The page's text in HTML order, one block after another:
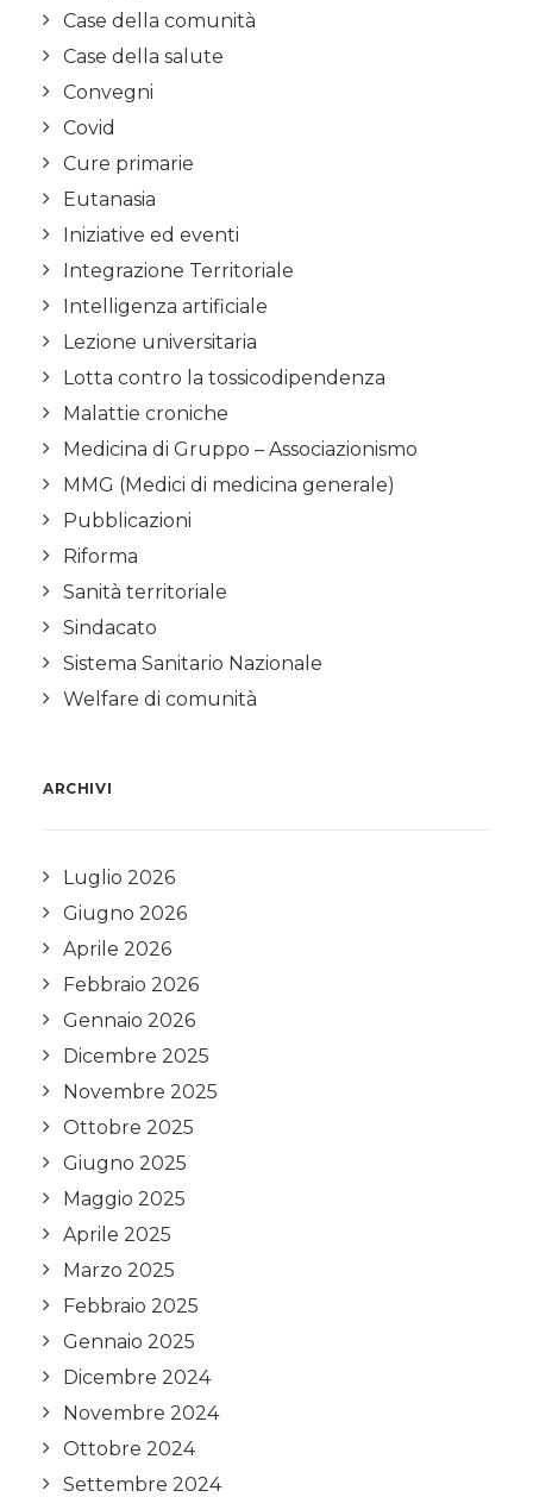
Case della comunità
Case della salute
Convegni
Covid
Cure primarie
Eutanasia
Iniziative ed eventi
Integrazione Territoriale
Intelligenza artificiale
Lezione universitaria
Lotta contro la tossicodipendenza
Malattie croniche
Medicina di Gruppo – Associazionismo
MMG (Medici di medicina generale)
Pubblicazioni
Riforma
Sanità territoriale
Sindacato
Sistema Sanitario Nazionale
Welfare di comunità
ARCHIVI
Luglio 2026
Giugno 2026
Aprile 2026
Febbraio 2026
Gennaio 2026
Dicembre 2025
Novembre 2025
Ottobre 2025
Giugno 2025
Maggio 2025
Aprile 2025
Marzo 2025
Febbraio 2025
Gennaio 2025
Dicembre 2024
Novembre 2024
Ottobre 2024
Settembre 2024